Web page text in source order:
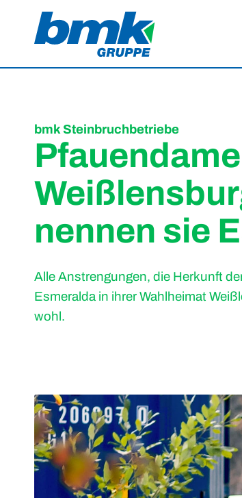
bmk Steinbruchbetriebe
nennen sie
Alle Anstrengungen, die Herkunft
Esmeralda in ihrer Wahlheimat
wohl.